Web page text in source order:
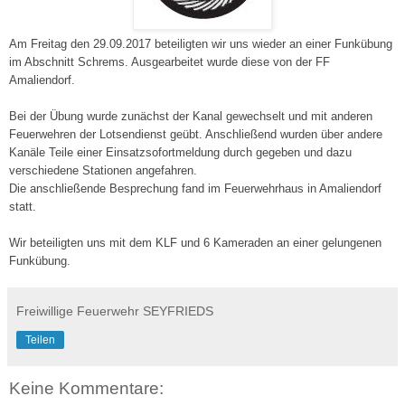
Am Freitag den 29.09.2017 beteiligten wir uns wieder an einer Funkübung
im Abschnitt Schrems. Ausgearbeitet wurde diese von der FF
Amaliendorf.
Bei der Übung wurde zunächst der Kanal gewechselt und mit anderen
Feuerwehren der Lotsendienst geübt. Anschließend wurden über andere
Kanäle Teile einer Einsatzsofortmeldung durch gegeben und dazu
verschiedene Stationen angefahren.
Die anschließende Besprechung fand im Feuerwehrhaus in Amaliendorf
statt.
Wir beteiligten uns mit dem KLF und 6 Kameraden an einer gelungenen
Funkübung.
Freiwillige Feuerwehr SEYFRIEDS
Teilen
Keine Kommentare: